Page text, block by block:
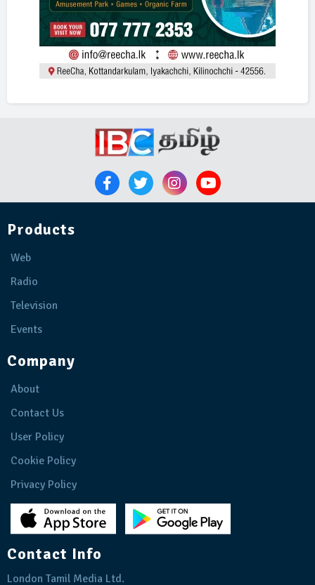
Products
Web
Radio
Television
Events
Company
About
Contact Us
User Policy
Cookie Policy
Privacy Policy
Contact Info
London Tamil Media Ltd.